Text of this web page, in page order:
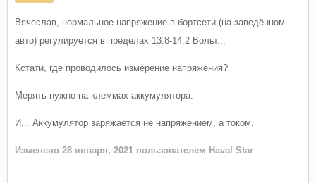
Вячеслав, нормальное напряжение в бортсети (на заведённом
авто) регулируется в пределах 13.8-14.2 Вольт...
Кстати, где проводилось измерение напряжения?
Мерять нужно на клеммах аккумулятора.
И... Аккумулятор заряжается не напряжением, а током.
Изменено 28 января, 2021 пользователем Haval Star